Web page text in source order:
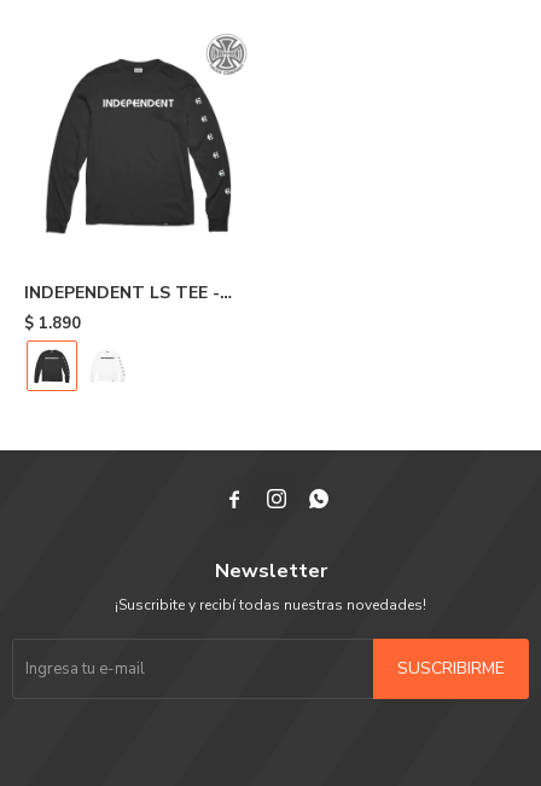
INDEPENDENT LS TEE -
Black
$ 1.890
  
Newsletter
¡Suscribite y recibí todas nuestras novedades!
SUSCRIBIRME